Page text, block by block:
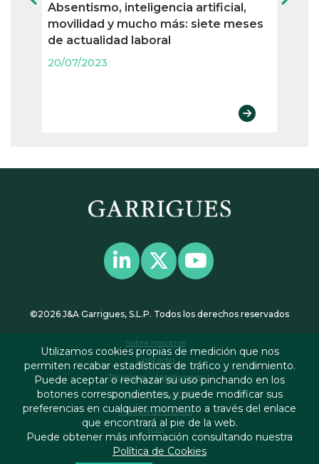
Absentismo, inteligencia artificial,
movilidad y mucho más: siete meses
de actualidad laboral
20/07/2023
©2026 J&A Garrigues, S.L.P. Todos los derechos reservados
Sobre nosotros
Contacto
Términos y condiciones
Política de privacidad
Política de cookies
RSS
Utilizamos cookies propias de medición que nos
permiten recabar estadísticas de tráfico y rendimiento.
Puede aceptar o rechazar su uso pinchando en los
botones correspondientes, y puede modificar sus
preferencias en cualquier momento a través del enlace
que encontrará al pie de la web.
Puede obtener más información consultando nuestra
Política de Cookies